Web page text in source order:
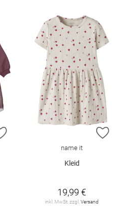
ZUR WUNSCHLISTE HINZUFÜGEN
ZUR
name it
Kleid
19,99 €
inkl. MwSt. zzgl. Versand